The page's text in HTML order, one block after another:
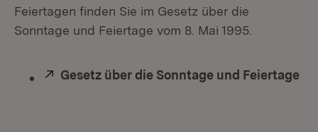
Feiertagen finden Sie im Gesetz über die
Sonntage und Feiertage vom 8. Mai 1995.
Extern:
Gesetz über die Sonntage und Feiertage